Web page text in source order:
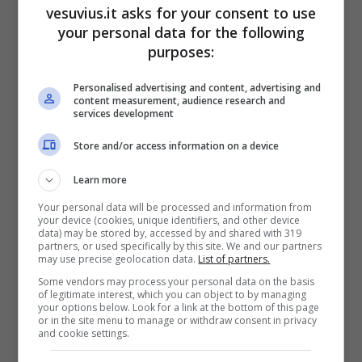
restituire alla città uno stadio decente”.
L’assessore ha poi precisato come al momento
l’unico interlocutore per la cessione del San
chiusa tra il Comune di Napoli e il presidente
azzurro, non esistono altri attori”.
vesuvius.it asks for your consent to use
your personal data for the following
purposes:
Personalised advertising and content, advertising and
content measurement, audience research and
services development
Store and/or access information on a device
Learn more
Your personal data will be processed and information from
your device (cookies, unique identifiers, and other device
data) may be stored by, accessed by and shared with 319
partners, or used specifically by this site. We and our partners
may use precise geolocation data. List of partners.
Some vendors may process your personal data on the basis
of legitimate interest, which you can object to by managing
your options below. Look for a link at the bottom of this page
or in the site menu to manage or withdraw consent in privacy
and cookie settings.